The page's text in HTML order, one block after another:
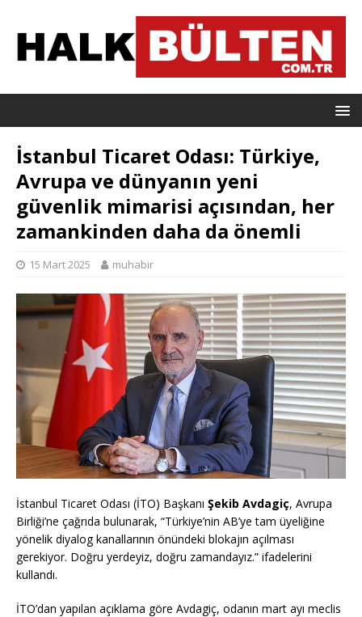
İstanbul Ticaret Odası: Türkiye,
Avrupa ve dünyanın yeni
güvenlik mimarisi açısından, her
zamankinden daha da önemli
15 Mart 2025 muhabir
İstanbul Ticaret Odası (İTO) Başkanı Şekib Avdagiç, Avrupa
Birliği’ne çağrıda bulunarak, “Türkiye’nin AB’ye tam üyeliğine
yönelik diyalog kanallarının önündeki blokajın açılması
gerekiyor. Doğru yerdeyiz, doğru zamandayız.” ifadelerini
kullandı.
İTO’dan yapılan açıklama göre Avdagiç, odanın mart ayı meclis